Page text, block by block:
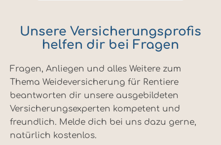
Unsere Versicherungsprofis
helfen dir bei Fragen
Fragen, Anliegen und alles Weitere zum
Thema Weideversicherung für Rentiere
beantworten dir unsere ausgebildeten
Versicherungsexperten kompetent und
freundlich. Melde dich bei uns dazu gerne,
natürlich kostenlos.